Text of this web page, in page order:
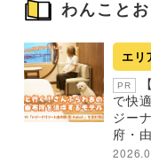
わんこと
エリ
PR
で快
ジー
府・